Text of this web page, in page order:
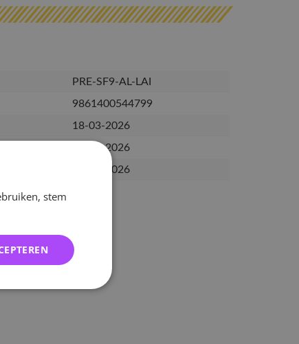
PRE-SF9-AL-LAI
9861400544799
18-03-2026
26-03-2026
17-04-2026
stem